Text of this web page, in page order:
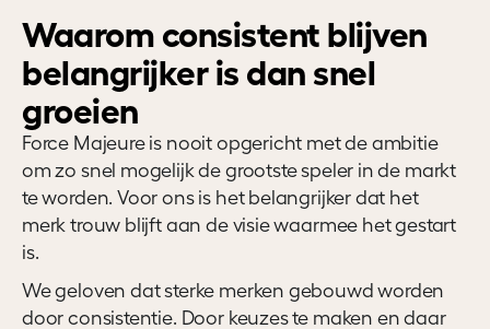
Waarom consistent blijven
belangrijker is dan snel
groeien
Force Majeure is nooit opgericht met de ambitie
om zo snel mogelijk de grootste speler in de markt
te worden. Voor ons is het belangrijker dat het
merk trouw blijft aan de visie waarmee het gestart
is.
We geloven dat sterke merken gebouwd worden
door consistentie. Door keuzes te maken en daar